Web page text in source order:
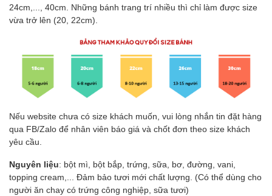
24cm,..., 40cm. Những bánh trang trí nhiều thì chỉ làm được size
vừa trở lên (20, 22cm).
Nếu website chưa có size khách muốn, vui lòng nhắn tin đặt hàng
qua FB/Zalo để nhân viên báo giá và chốt đơn theo size khách
yêu cầu.
Nguyên liệu: bột mì, bột bắp, trứng, sữa, bơ, đường, vani,
topping cream,... Đảm bảo tươi mới chất lượng. (Có thể dùng cho
người ăn chay có trứng công nghiệp, sữa tươi)